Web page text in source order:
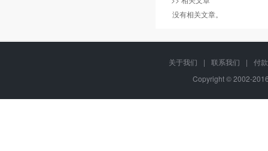
没有相关文章。
关于我们 | 联系我们 |
付
Copyright © 2002-